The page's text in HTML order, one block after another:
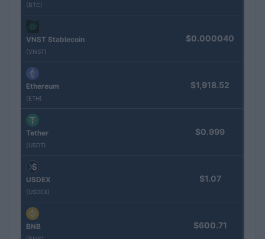
(BTC)
VNST Stablecoin
(VNST)
$0.000040
Ethereum
(ETH)
$1,918.52
Tether
(USDT)
$0.999
USDEX
(USDEX)
$1.07
BNB $600.71